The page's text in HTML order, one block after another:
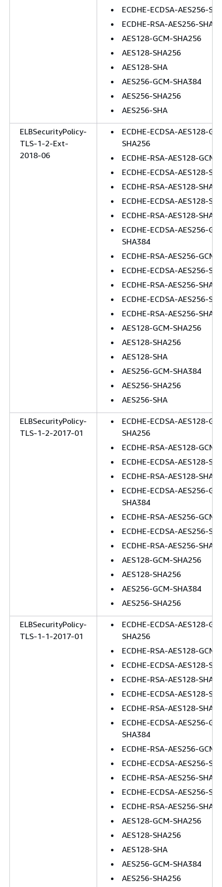
ECDHE-ECDSA-AES256-
ECDHE-RSA-AES256-SHA
AES128-GCM-SHA256
AES128-SHA256
AES128-SHA
AES256-GCM-SHA384
AES256-SHA256
AES256-SHA
ELBSecurityPolicy-
TLS-1-2-Ext-
2018-06
ECDHE-ECDSA-AES128-
SHA256
ECDHE-RSA-AES128-GCM-
ECDHE-ECDSA-AES128-
ECDHE-RSA-AES128-
ECDHE-ECDSA-AES128-
ECDHE-RSA-AES128-SHA
ECDHE-ECDSA-AES256-
SHA384
ECDHE-RSA-AES256-GCM-
ECDHE-ECDSA-AES256-
ECDHE-RSA-AES256-
ECDHE-ECDSA-AES256-
ECDHE-RSA-AES256-SHA
AES128-GCM-SHA256
AES128-SHA256
AES128-SHA
AES256-GCM-SHA384
AES256-SHA256
AES256-SHA
ELBSecurityPolicy-
TLS-1-2-2017-01
ECDHE-ECDSA-AES128-
SHA256
ECDHE-RSA-AES128-GCM-
ECDHE-ECDSA-AES128-
ECDHE-RSA-AES128-
ECDHE-ECDSA-AES256-
SHA384
ECDHE-RSA-AES256-GCM-
ECDHE-ECDSA-AES256-
ECDHE-RSA-AES256-
AES128-GCM-SHA256
AES128-SHA256
AES256-GCM-SHA384
AES256-SHA256
ELBSecurityPolicy-
TLS-1-1-2017-01
ECDHE-ECDSA-AES128-
SHA256
ECDHE-RSA-AES128-GCM-
ECDHE-ECDSA-AES128-
ECDHE-RSA-AES128-
ECDHE-ECDSA-AES128-
ECDHE-RSA-AES128-SHA
ECDHE-ECDSA-AES256-
SHA384
ECDHE-RSA-AES256-GCM-
ECDHE-ECDSA-AES256-
ECDHE-RSA-AES256-
ECDHE-ECDSA-AES256-
ECDHE-RSA-AES256-SHA
AES128-GCM-SHA256
AES128-SHA256
AES128-SHA
AES256-GCM-SHA384
AES256-SHA256